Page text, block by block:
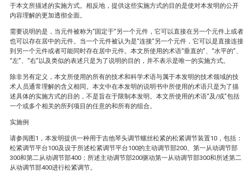
于本文所描述的实施方式。相反地，提供这些实施方式的目的是使对本发明的公开
内容理解的更加透彻全面。
需要说明的是，当元件被称为“固定于”另一个元件，它可以直接在另一个元件上或者
也可以存在居中的元件。当一个元件被认为是“连接”另一个元件，它可以是直接连接
到另一个元件或者可能同时存在居中元件。本文所使用的术语“垂直的”、“水平的”、
“左”、“右”以及类似的表述只是为了说明的目的，并不表示是唯一的实施方式。
除非另有定义，本文所使用的所有的技术和科学术语与属于本发明的技术领域的技
术人员通常理解的含义相同。本文中在本发明的说明书中所使用的术语只是为了描
述具体的实施方式的目的，不是旨在于限制本发明。本文所使用的术语“及/或”包括
一个或多个相关的所列项目的任意的和所有的组合。
实施例
请参阅图1，本发明提供一种用于吉他琴头调节螺丝松紧的松紧调节装置10，包括：
松紧调节平台100及设于所述松紧调节平台100的主动调节部200、第一从动调节部
300和第二从动调节部400；所述主动调节部200驱动第一从动调节部300和所述第二
从动调节部400进行松紧调节。